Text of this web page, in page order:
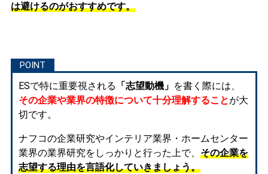
は避けるのがおすすめです。
ESで特に重要視される 「志望動機」 を書く際には、
その企業や業界の特徴について十分理解することが大
切です。
ナフコの企業研究やインテリア業界・ホームセンター
業界の業界研究をしっかりと行った上で、 その企業を
志望する理由を言語化していきましょう。